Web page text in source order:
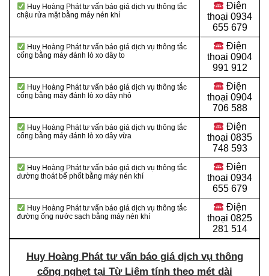
Huy Hoàng Phát tư vấn báo giá dịch vụ thông tắc
chậu rửa mặt bằng máy nén khí
Điện
thoại 0934
655 679
Huy Hoàng Phát tư vấn báo giá dịch vụ thông tắc
cống bằng máy đánh lò xo dây to
Điện
thoại 0904
991 912
Huy Hoàng Phát tư vấn báo giá dịch vụ thông tắc
cống bằng máy đánh lò xo dây nhỏ
Điện
thoại 0904
706 588
Huy Hoàng Phát tư vấn báo giá dịch vụ thông tắc
cống bằng máy đánh lò xo dây vừa
Điện
thoại 0835
748 593
Huy Hoàng Phát tư vấn báo giá dịch vụ thông tắc
đường thoát bể phốt bằng máy nén khí
Điện
thoại 0934
655 679
Huy Hoàng Phát tư vấn báo giá dịch vụ thông tắc
đường ống nước sạch bằng máy nén khí
Điện
thoại 0825
281 514
Huy Hoàng Phát tư vấn báo giá dịch vụ thông
cống nghẹt tại Từ Liêm tính theo mét dài